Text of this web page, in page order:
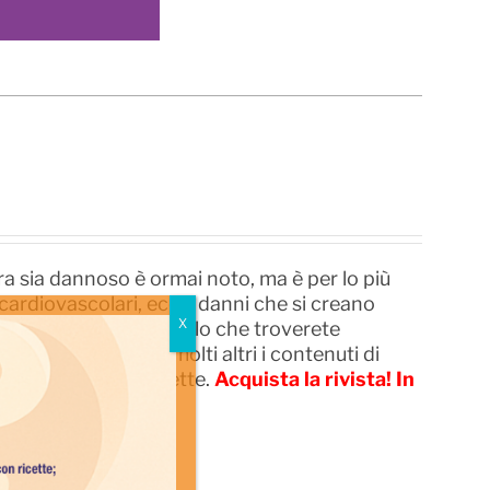
sia dannoso è ormai noto, ma è per lo più
ecc. I danni che si creano
è il tema dell’articolo che troverete
Sono anche molti altri i contenuti di
tra notizie e ricette. Acquista la rivista! In